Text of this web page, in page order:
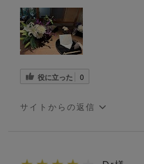
役に立った 0
サイトからの返信